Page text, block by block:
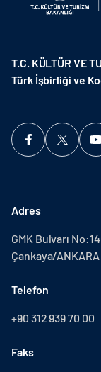
T.C. KÜLTÜR VE
Türk İşbirliği ve
Adres
GMK Bulvarı
Çankaya/ANKARA
Telefon
+90 312 939 70 00
Faks